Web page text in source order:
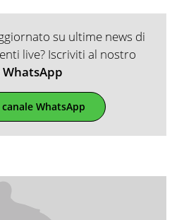
su ultime news di
live? Iscriviti al nostro
WhatsApp
WhatsApp